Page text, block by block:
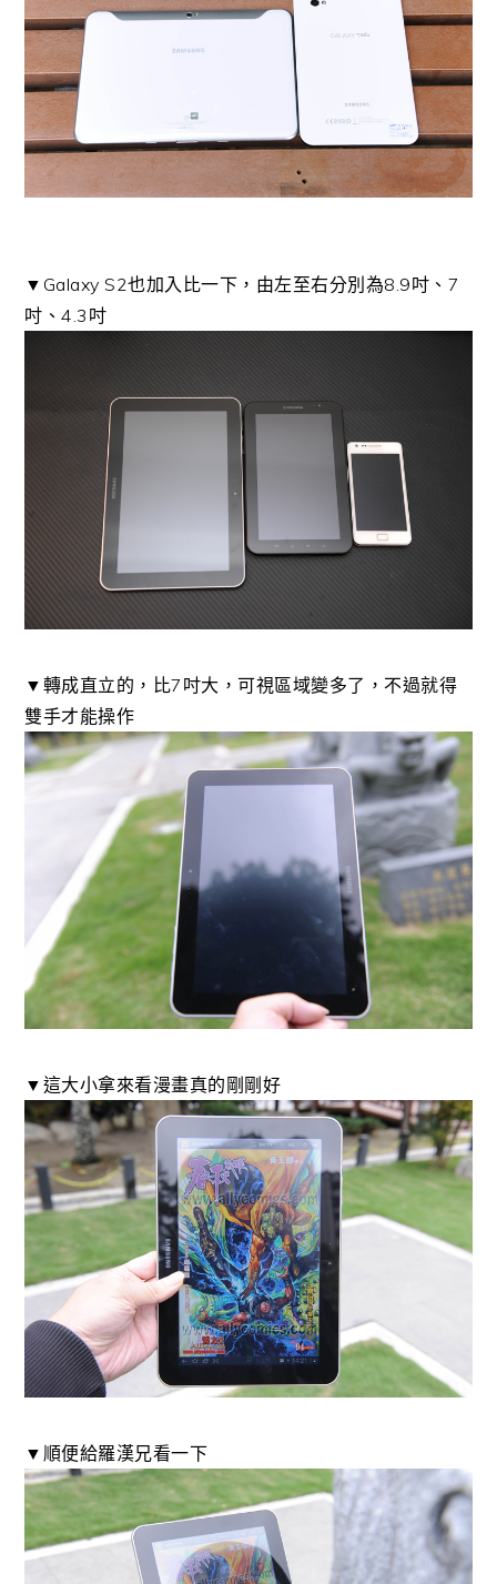
▼Galaxy S2也加入比一下，由左至右分別為8.9吋、7
吋、4.3吋
▼轉成直立的，比7吋大，可視區域變多了，不過就得
雙手才能操作
▼這大小拿來看漫畫真的剛剛好
▼順便給羅漢兄看一下